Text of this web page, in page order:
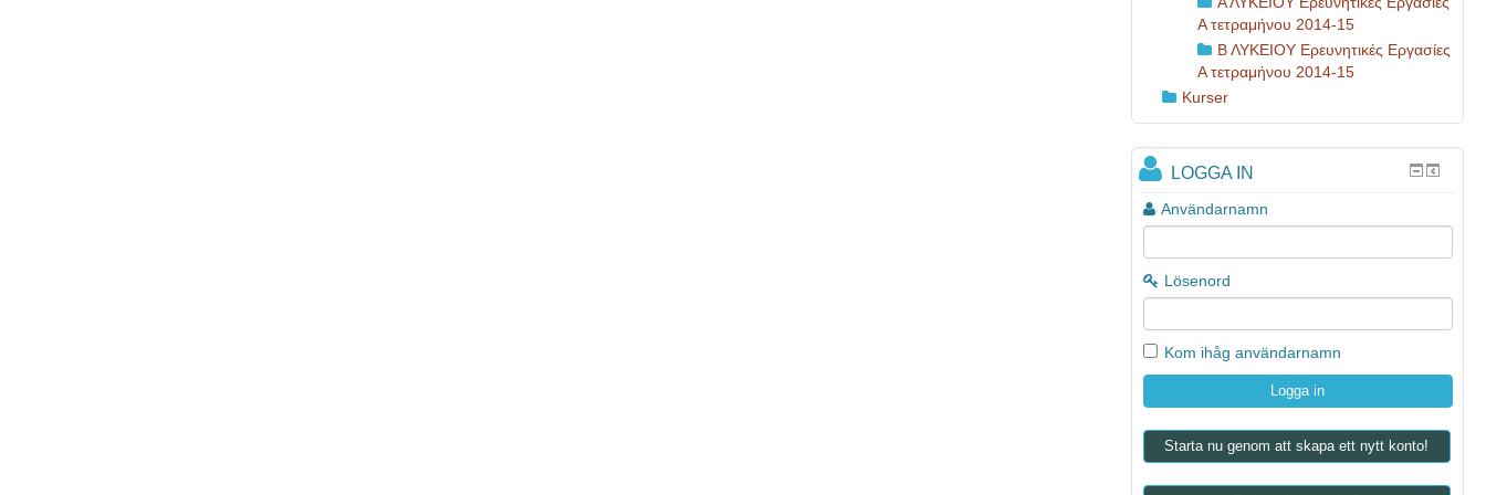
Α τετραμήνου 2014-15
Β ΛΥΚΕΙΟΥ Ερευνητικές Εργασίες
Α τετραμήνου 2014-15
Kurser
LOGGA IN
Användarnamn
Lösenord
Kom ihåg användarnamn
Starta nu genom att skapa ett nytt konto!